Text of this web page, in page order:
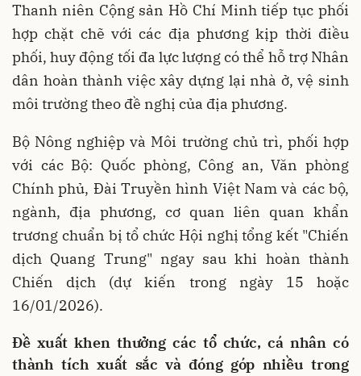
Thanh niên Cộng sản Hồ Chí Minh tiếp tục phối
hợp chặt chẽ với các địa phương kịp thời điều
phối, huy động tối đa lực lượng có thể hỗ trợ Nhân
dân hoàn thành việc xây dựng lại nhà ở, vệ sinh
môi trường theo đề nghị của địa phương.
Bộ Nông nghiệp và Môi trường chủ trì, phối hợp
với các Bộ: Quốc phòng, Công an, Văn phòng
Chính phủ, Đài Truyền hình Việt Nam và các bộ,
ngành, địa phương, cơ quan liên quan khẩn
trương chuẩn bị tổ chức Hội nghị tổng kết "Chiến
dịch Quang Trung" ngay sau khi hoàn thành
Chiến dịch (dự kiến trong ngày 15 hoặc
16/01/2026).
Đề xuất khen thưởng các tổ chức, cá nhân có
thành tích xuất sắc và đóng góp nhiều trong